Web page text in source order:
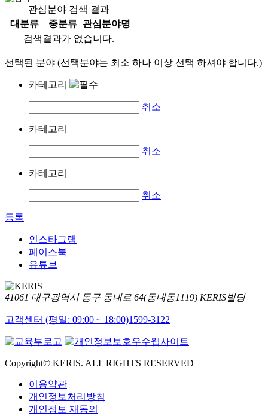
관심분야 검색 결과
대분류
중분류
관심분야명
검색결과가 없습니다.
선택된 분야 (선택분야는 최소 하나 이상 선택 하셔야 합니다.)
카테고리
취소
카테고리
취소
카테고리
취소
등록
인스타그램
페이스북
유튜브
41061 대구광역시 동구 동내로 64(동내동1119) KERIS빌딩
고객센터 (평일: 09:00 ~ 18:00)1599-3122
Copyright© KERIS. ALL RIGHTS RESERVED
이용약관
개인정보처리방침
개인정보 재동의